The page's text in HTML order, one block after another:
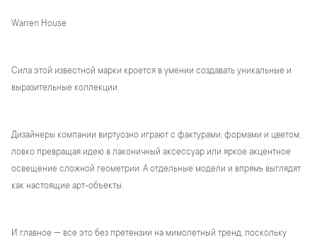
Warren House
Сила этой известной марки кроется в умении создавать уникальные и
выразительные коллекции.
Дизайнеры компании виртуозно играют с фактурами, формами и цветом,
ловко превращая идею в лаконичный аксессуар или яркое акцентное
освещение сложной геометрии. А отдельные модели и впрямь выглядят
как настоящие арт-объекты.
И главное — все это без претензии на мимолетный тренд, поскольку